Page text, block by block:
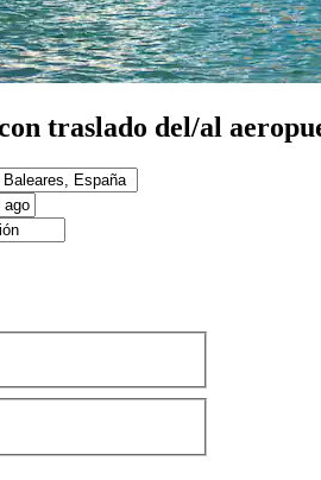
traslado del/al